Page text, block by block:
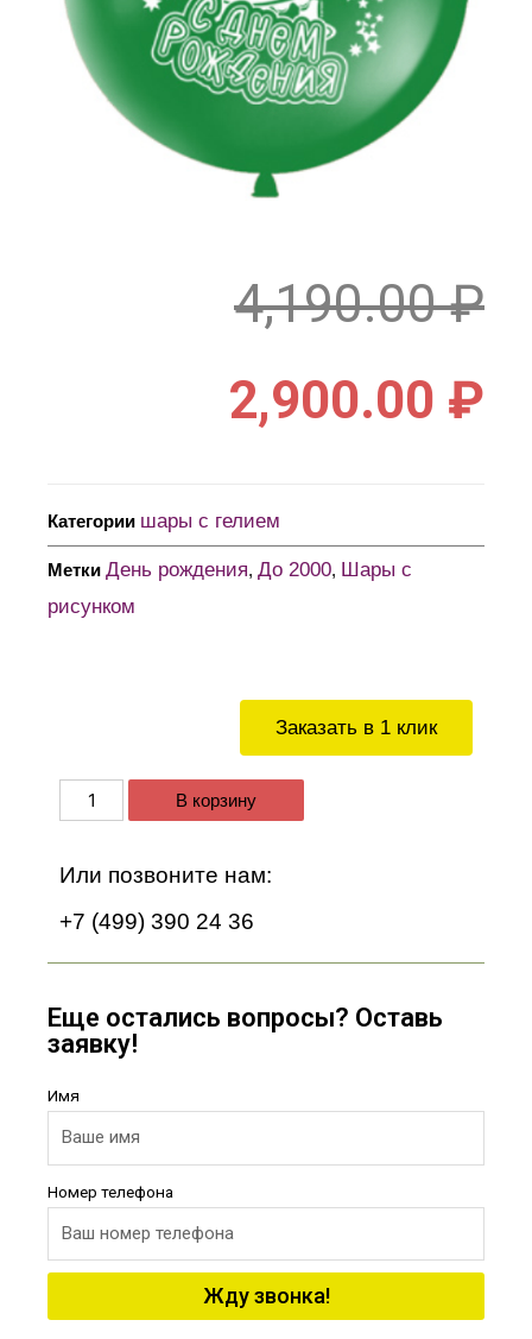
Заказать в 1 клик
В корзину
Или позвоните нам:
+7 (499) 390 24 36
Еще остались вопросы? Оставь
заявку!
Имя
Номер телефона
Жду звонка!
4,190.00₽
2,900.00 ₽
Категории шары с гелием
Метки День рождения, До 2000, Шары с
рисунком